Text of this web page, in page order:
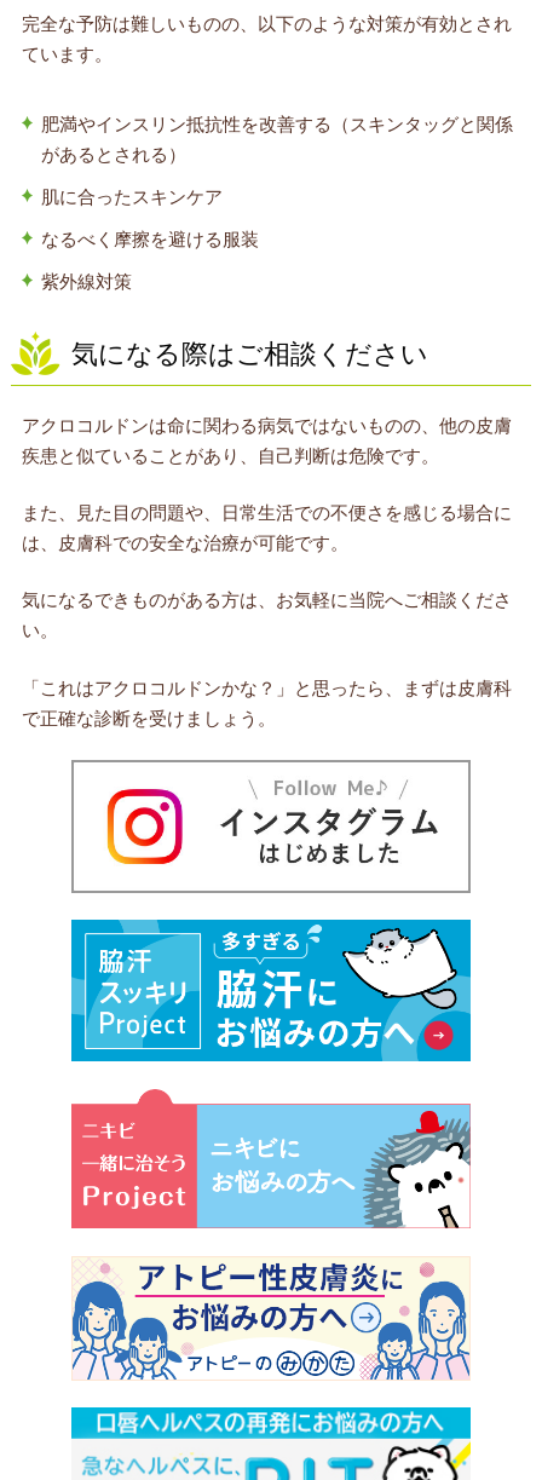
完全な予防は難しいものの、以下のような対策が有効とされ
ています。
肥満やインスリン抵抗性を改善する（スキンタッグと関係
があるとされる）
肌に合ったスキンケア
なるべく摩擦を避ける服装
紫外線対策
気になる際はご相談ください
アクロコルドンは命に関わる病気ではないものの、他の皮膚
疾患と似ていることがあり、自己判断は危険です。
また、見た目の問題や、日常生活での不便さを感じる場合に
は、皮膚科での安全な治療が可能です。
気になるできものがある方は、お気軽に当院へご相談くださ
い。
「これはアクロコルドンかな？」と思ったら、まずは皮膚科
で正確な診断を受けましょう。